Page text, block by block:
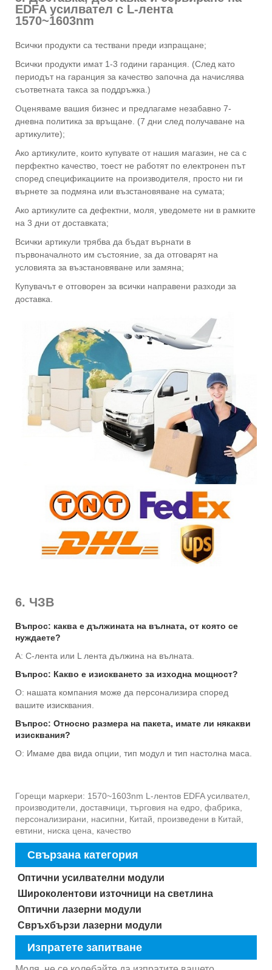
EDFA усилвател с L-лента
1570~1603nm
Всички продукти са тествани преди изпращане;
Всички продукти имат 1-3 години гаранция. (След като
периодът на гаранция за качество започна да начислява
съответната такса за поддръжка.)
Оценяваме вашия бизнес и предлагаме незабавно 7-
дневна политика за връщане. (7 дни след получаване на
артикулите);
Ако артикулите, които купувате от нашия магазин, не са с
перфектно качество, тоест не работят по електронен път
според спецификациите на производителя, просто ни ги
върнете за подмяна или възстановяване на сумата;
Ако артикулите са дефектни, моля, уведомете ни в рамките
на 3 дни от доставката;
Всички артикули трябва да бъдат върнати в
първоначалното им състояние, за да отговарят на
условията за възстановяване или замяна;
Купувачът е отговорен за всички направени разходи за
доставка.
6. ЧЗВ
Въпрос: каква е дължината на вълната, от която се
нуждаете?
A: C-лента или L лента дължина на вълната.
Въпрос: Какво е изискването за изходна мощност?
О: нашата компания може да персонализира според
вашите изисквания.
Въпрос: Относно размера на пакета, имате ли някакви
изисквания?
О: Имаме два вида опции, тип модул и тип настолна маса.
Горещи маркери: 1570~1603nm L-лентов EDFA усилвател,
производители, доставчици, търговия на едро, фабрика,
персонализирани, насипни, Китай, произведени в Китай,
евтини, ниска цена, качество
Свързана категория
Оптични усилвателни модули
Широколентови източници на светлина
Оптични лазерни модули
Свръхбързи лазерни модули
Изпратете запитване